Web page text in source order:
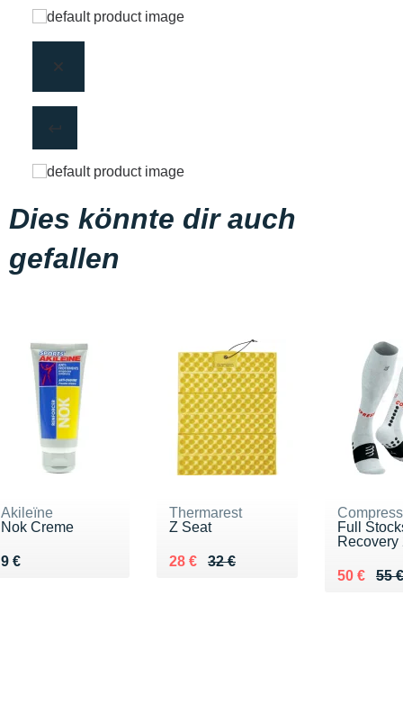
Dies könnte dir auch
gefallen
Akileïne
Nok Creme
9 €
Vendu 9 €
Thermarest
Z Seat
32 €
Au lieu de 32 €
28 €
Vendu 28 €
Full
Recovery
55 €
Au lieu
50 €
Vendu 50